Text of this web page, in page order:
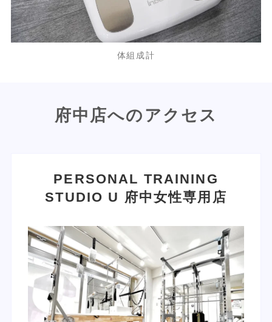
体組成計
府中店へのアクセス
PERSONAL TRAINING
STUDIO U 府中女性専用店